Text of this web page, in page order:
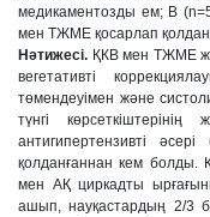
медикаментозды ем; В
мен ТЖМЕ қосарлап
Нəтижесі. ҚКВ мен ТЖМЕ
вегетативті
төмендеуімен жəне
түнгі
антигипертензивті
қолданғаннан кем
мен АҚ циркадты
ашып, науқастардың 2/3